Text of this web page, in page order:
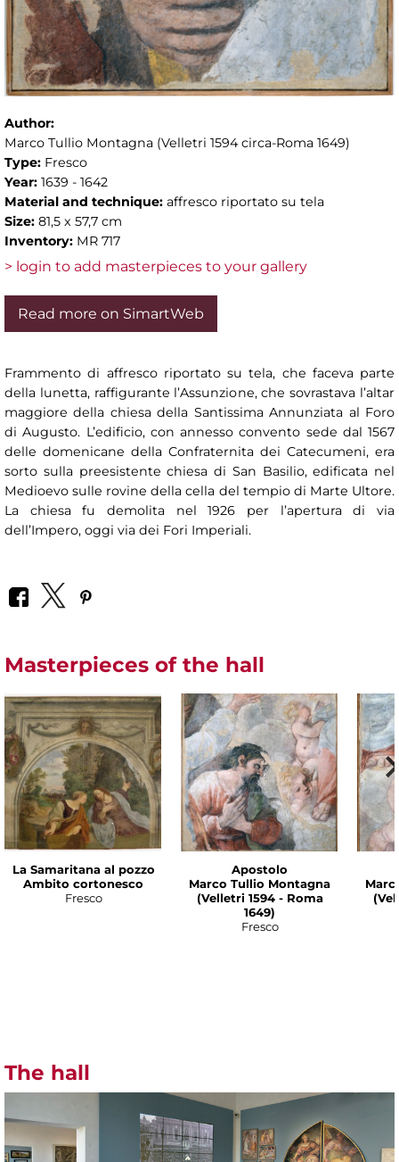
Author:
Marco Tullio Montagna (Velletri 1594 circa-Roma 1649)
Type: Fresco
Year: 1639 - 1642
Material and technique: affresco riportato su tela
Size: 81,5 x 57,7 cm
Inventory: MR 717
> login to add masterpieces to your gallery
Read more on SimartWeb
Frammento di affresco riportato su tela, che faceva parte
della lunetta, raffigurante l’Assunzione, che sovrastava l’altar
maggiore della chiesa della Santissima Annunziata al Foro
di Augusto. L’edificio, con annesso convento sede dal 1567
delle domenicane della Confraternita dei Catecumeni, era
sorto sulla preesistente chiesa di San Basilio, edificata nel
Medioevo sulle rovine della cella del tempio di Marte Ultore.
La chiesa fu demolita nel 1926 per l’apertura di via
dell’Impero, oggi via dei Fori Imperiali.
Masterpieces of the hall
La Samaritana al pozzo
Ambito cortonesco
Fresco
Apostolo
Marco Tullio Montagna
(Velletri 1594 - Roma
1649)
Fresco
The hall